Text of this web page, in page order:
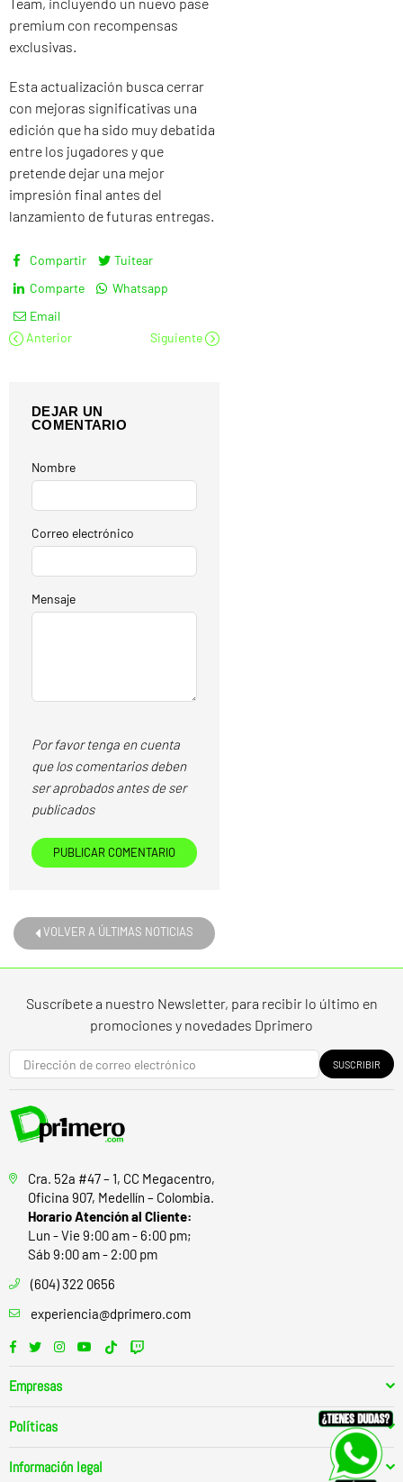
premium con recompensas
exclusivas.
Esta actualización busca cerrar
con mejoras significativas una
edición que ha sido muy debatida
entre los jugadores y que
pretende dejar una mejor
impresión final antes del
lanzamiento de futuras entregas.
Compartir
Tuitear
Comparte
Whatsapp
Email
Anterior
Siguiente
DEJAR UN
COMENTARIO
Nombre
Correo electrónico
Mensaje
Por favor tenga en cuenta
que los comentarios deben
ser aprobados antes de ser
publicados
VOLVER A ÚLTIMAS NOTICIAS
Suscríbete a nuestro Newsletter, para recibir lo último en
promociones y novedades Dprimero
SUSCRIBIR
Cra. 52a #47 – 1, CC Megacentro,
Oficina 907, Medellín – Colombia.
Horario Atención al Cliente:
Lun - Vie 9:00 am - 6:00 pm;
Sáb 9:00 am - 2:00 pm
(604) 322 0656
experiencia@dprimero.com
Facebook
TwitterInstagramYouTube
TikTokTwitch
Empresas
Políticas
Información legal